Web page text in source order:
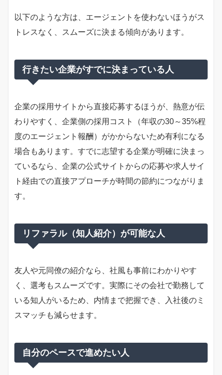
以下のような方は、エージェントを使わないほうがス
トレスなく、スムーズに決まる傾向があります。
行きたい企業がすでに決まっている人
企業の採用サイトから直接応募するほうが、熱意が伝
わりやすく、企業側の採用コスト（年収の30～35%程
度のエージェント報酬）がかからないため有利になる
場合もあります。すでに志望する企業が明確に決まっ
ているなら、企業の公式サイトからの応募や求人サイ
ト経由での直接アプローチが時間の節約につながりま
す。
リファラル（知人紹介）が可能な人
友人や元同僚の紹介なら、社風も事前にわかりやす
く、選考もスムーズです。実際にその会社で勤務して
いる知人がいるため、内情まで把握でき、入社後のミ
スマッチも減らせます。
自分のペースで進めたい人